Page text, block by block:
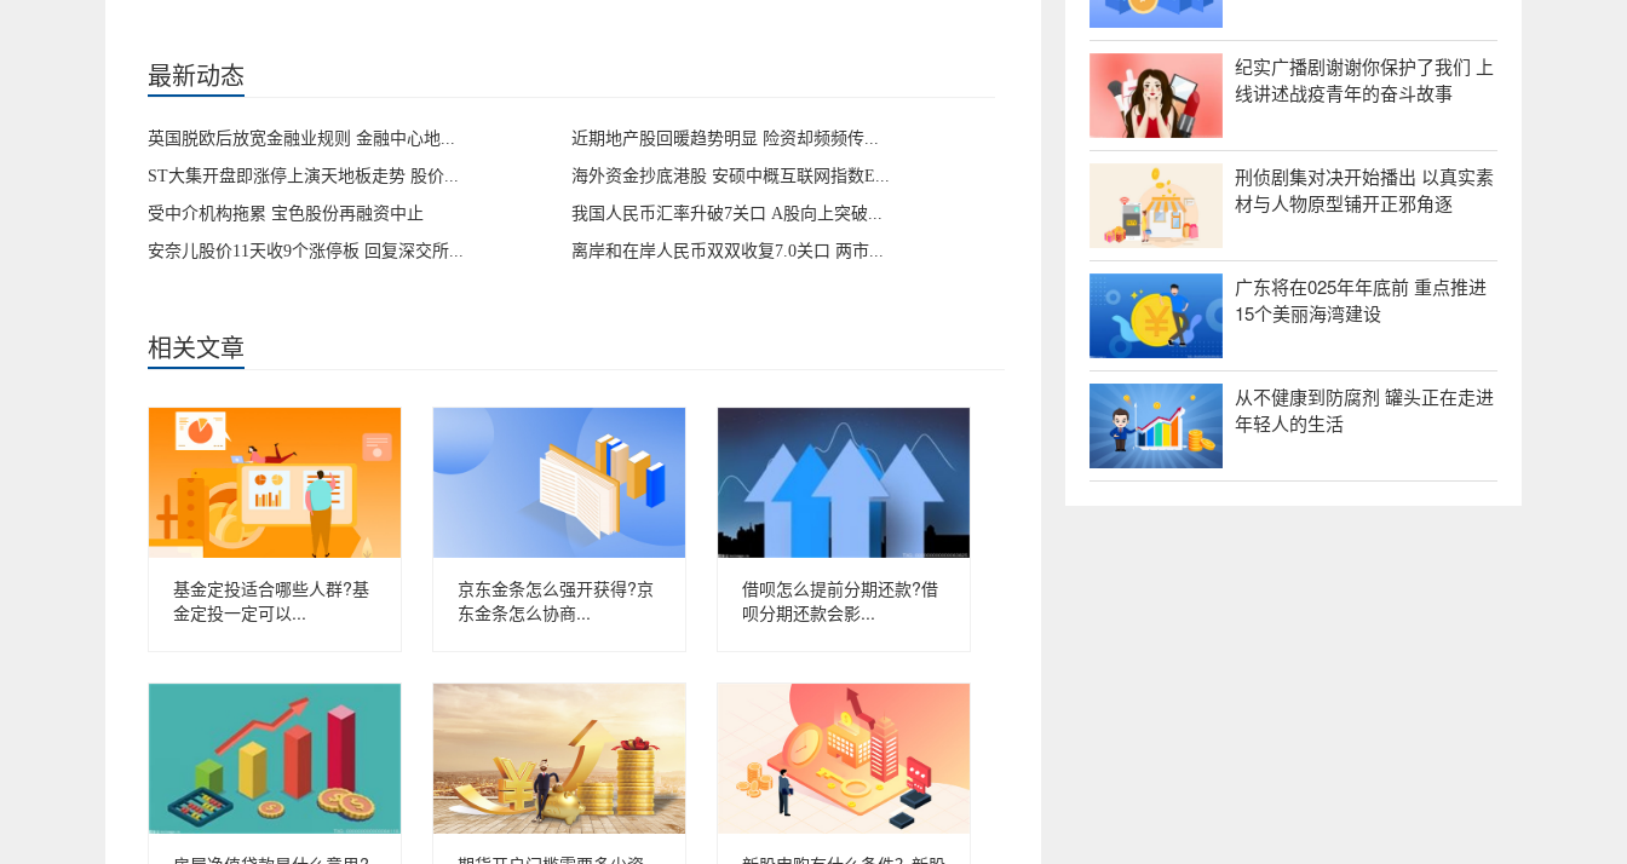
最新动态
英国脱欧后放宽金融业规则 金融中心地... 近期地产股回暖趋势明显 险资却频频传...
ST大集开盘即涨停上演天地板走势 股价... 海外资金抄底港股 安硕中概互联网指数E...
受中介机构拖累 宝色股份再融资中止 我国人民币汇率升破7关口 A股向上突破...
安奈儿股价11天收9个涨停板 回复深交所... 离岸和在岸人民币双双收复7.0关口 两市...
相关文章
基金定投适合哪些人群?基
金定投一定可以...
京东金条怎么强开获得?京
东金条怎么协商...
借呗怎么提前分期还款?借
呗分期还款会影...
纪实广播剧谢谢你保护了我们 上
线讲述战疫青年的奋斗故事
刑侦剧集对决开始播出 以真实素
材与人物原型铺开正邪角逐
广东将在025年年底前 重点推进
15个美丽海湾建设
从不健康到防腐剂 罐头正在走进
年轻人的生活